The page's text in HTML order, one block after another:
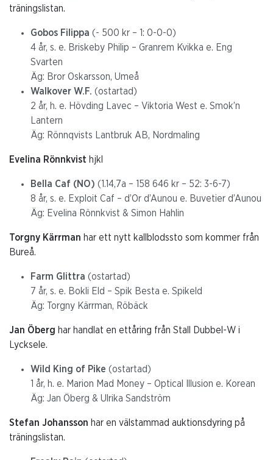
träningslistan.
Gobos Filippa (- 500 kr – 1: 0-0-0)
4 år, s. e. Briskeby Philip – Granrem Kvikka e. Eng
Svarten
Äg: Bror Oskarsson, Umeå
Walkover W.F. (ostartad)
2 år, h. e. Hövding Lavec – Viktoria West e. Smok’n
Lantern
Äg: Rönnqvists Lantbruk AB, Nordmaling
Evelina Rönnkvist hjkl
Bella Caf (NO) (1.14,7a – 158 646 kr – 52: 3-6-7)
8 år, s. e. Exploit Caf – d’Or d’Aunou e. Buvetier d’Aunou
Äg: Evelina Rönnkvist & Simon Hahlin
Torgny Kärrman har ett nytt kallblodssto som kommer från
Bureå.
Farm Glittra (ostartad)
7 år, s. e. Bokli Eld – Spik Besta e. Spikeld
Äg: Torgny Kärrman, Röbäck
Jan Öberg har handlat en ettåring från Stall Dubbel-W i
Lycksele.
Wild King of Pike (ostartad)
1 år, h. e. Marion Mad Money – Optical Illusion e. Korean
Äg: Jan Öberg & Ulrika Sandström
Stefan Johansson har en välstammad auktionsdyring på
träningslistan.